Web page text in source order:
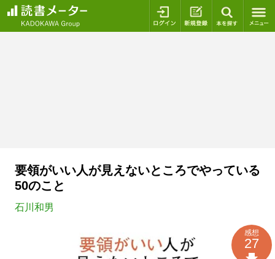
ログイン 新規登録
要領がいい人が見えないところでやっている
50のこと
石川和男
感想
27